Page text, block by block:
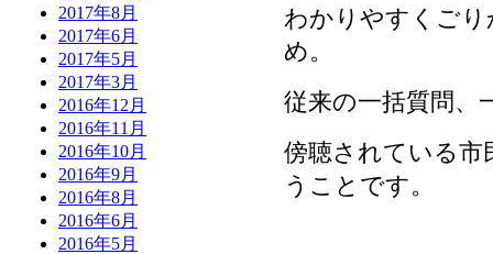
2017年8月
2017年6月
2017年5月
2017年3月
2016年12月
2016年11月
2016年10月
2016年9月
2016年8月
2016年6月
2016年5月
わかりやすくご
め。
従来の一括質問、
傍聴されている
うことです。